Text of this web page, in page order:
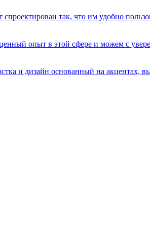
так, что им удобно
опыт в этой сфере и можем с
и дизайн основанный на акцентах,